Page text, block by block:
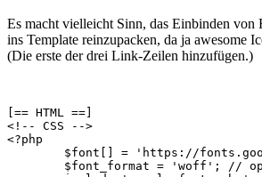
Es macht vielleicht Sinn, das Einbinden von
ins Template reinzupacken, da ja awesome
(Die erste der drei Link-Zeilen hinzufügen.)
[== HTML ==]
<!-- CSS -->
<?php